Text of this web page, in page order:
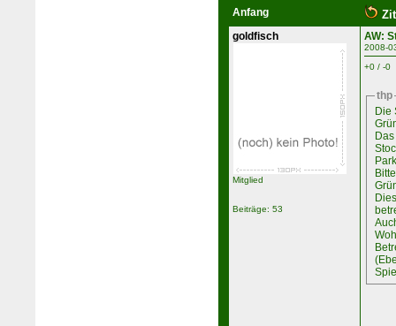
Anfang
goldfisch
Mitglied
Beiträge: 53
AW:
2008-
+0 / -0
thp
Die